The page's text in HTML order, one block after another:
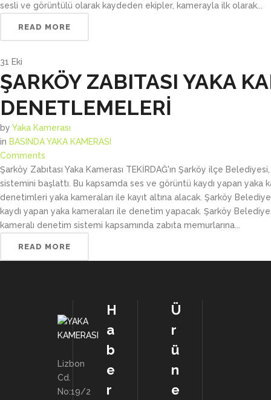
sesli ve görüntülü olarak kaydeden ekipler, kamerayla ilk olarak...
READ MORE
31 Eki
ŞARKÖY ZABITASI YAKA
DENETLEMELERİ
by Yaka Kamerası
in BASINDA YAKA KAMERASI
Comments
Şarköy Zabıtası Yaka Kamerası TEKİRDAĞ'ın Şarköy ilçe
sistemini başlattı. Bu kapsamda ses ve görüntü kaydı yapan yaka
denetimleri yaka kameraları ile kayıt altına alacak. Şarköy
kaydı yapan yaka kameraları ile denetim yapacak. Şarköy
kameralı denetim sistemi kapsamında zabıta memurlarına...
READ MORE
Lizbon
Cd.
No:19/2
H
a
b
e
r
Ü
r
ü
n
e